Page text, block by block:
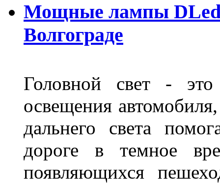
Мощные лампы DLed
Волгограде
Головной свет -
освещения
дальнего света
дороге в темное
появляющихся